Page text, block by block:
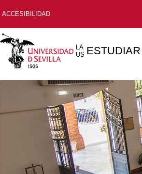
ACCESIBILIDAD
LA
US ESTUDIAR